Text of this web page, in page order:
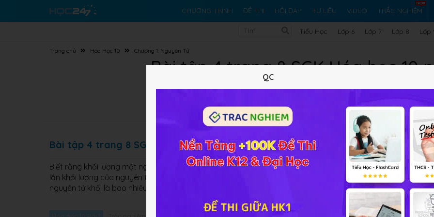
CHƯƠNG TRÌNH ĐỀ THI HỎI ĐÁP TƯ LIỆU VIDEO TRẮC NGHIỆM
Tiểu Học Lớp 6 Lớp 7 Lớp 8 Lớp
Trang chủ Hóa Học 10 Chương 1: Nguyên Tử
Bài tập 4 trang 8 SGK Hóa học 10
10 trắc nghiệm
Lý thuyết 10Trắc nghiệm 20BT SGK 423
Bài tập 4 trang 8 SGK Hóa học 10 nâng cao
Biết rằng khối lượng một nguyên tử oxi nặng gấp 15,842 lần và khối lượng nguyên tử cacbon nặng gấp 11,906
lần khối lượng của nguyên tử hiđro. Hỏi nếu chọn 1/12 khối lượng nguyên tử cacbon làm đơn vị thì H, O có
nguyên tử khối là bao nhiêu?
QC